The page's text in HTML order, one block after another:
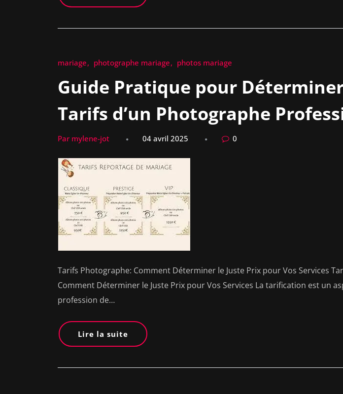
mariage photographe mariage photos mariage
Guide Pratique pour
Tarifs d’un Photographe
Par mylene-jot 04 avril 2025 0
Tarifs Photographe: Comment Déterminer le Juste Prix pour Vos Services
Comment Déterminer le Juste Prix pour Vos Services La tarification est un
profession de…
Lire la suite